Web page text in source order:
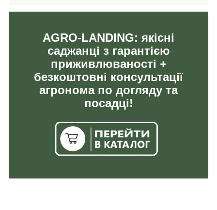
AGRO-LANDING: якісні
саджанці з гарантією
приживлюваності +
безкоштовні консультації
агронома по догляду та
посадці!